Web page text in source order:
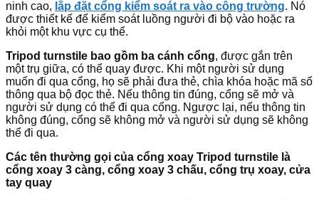
ninh cao, lắp đặt cổng kiểm soát ra vào công trường. Nó
được thiết kế để kiểm soát luồng người đi bộ vào hoặc ra
khỏi một khu vực cụ thể.
Tripod turnstile bao gồm ba cánh cổng, được gắn trên
một trụ giữa, có thể quay được. Khi một người sử dụng
muốn đi qua cổng, họ sẽ phải đưa thẻ, chìa khóa hoặc mã số
thông qua bộ đọc thẻ. Nếu thông tin đúng, cổng sẽ mở và
người sử dụng có thể đi qua cổng. Ngược lại, nếu thông tin
không đúng, cổng sẽ không mở và người sử dụng sẽ không
thể đi qua.
Các tên thường gọi của cổng xoay Tripod turnstile là
cổng xoay 3 càng, cổng xoay 3 chấu, cổng trụ xoay, cửa
tay quay